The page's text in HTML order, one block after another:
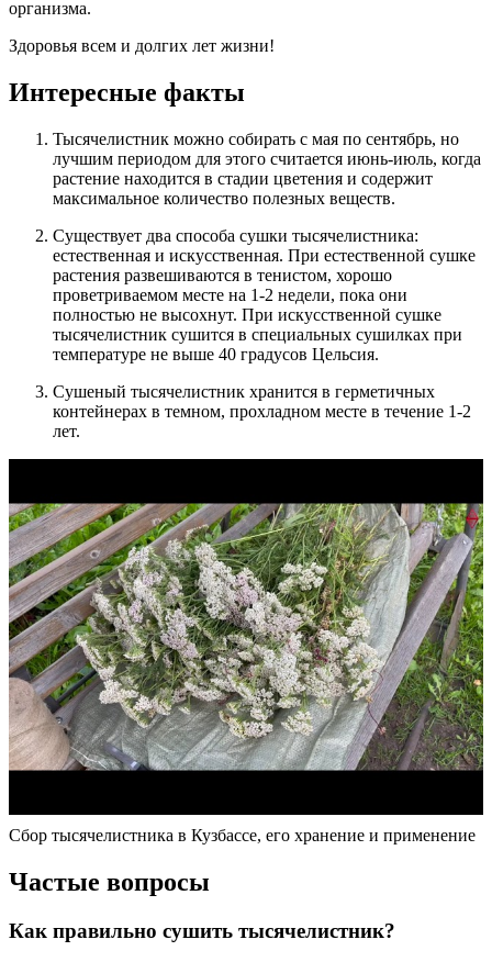
организма.
Здоровья всем и долгих лет жизни!
Интересные факты
Тысячелистник можно собирать с мая по сентябрь, но
лучшим периодом для этого считается июнь-июль, когда
растение находится в стадии цветения и содержит
максимальное количество полезных веществ.
Существует два способа сушки тысячелистника:
естественная и искусственная. При естественной сушке
растения развешиваются в тенистом, хорошо
проветриваемом месте на 1-2 недели, пока они
полностью не высохнут. При искусственной сушке
тысячелистник сушится в специальных сушилках при
температуре не выше 40 градусов Цельсия.
Сушеный тысячелистник хранится в герметичных
контейнерах в темном, прохладном месте в течение 1-2
лет.
Сбор тысячелистника в Кузбассе, его хранение и применение
Частые вопросы
Как правильно сушить тысячелистник?